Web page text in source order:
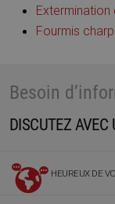
Fourmis
Besoin
DISCUTEZ AVEC
HEUREUX DE